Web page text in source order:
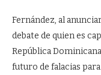
Fernández, al
debate de quien es
República
futuro de falacias